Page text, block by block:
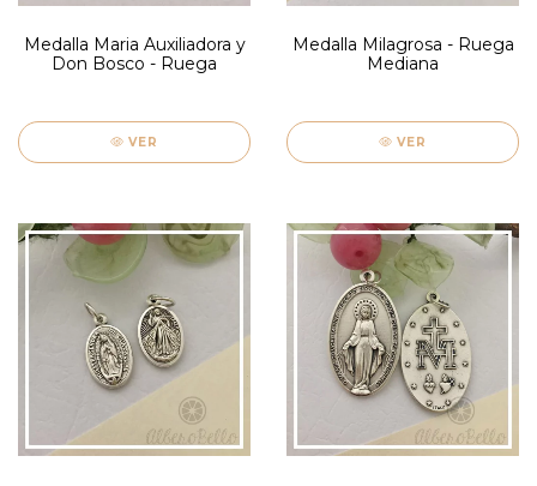
Medalla Maria Auxiliadora y
Don Bosco - Ruega
VER
Medalla Milagrosa - Ruega
Mediana
VER